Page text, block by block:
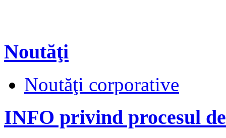
Noutăţi
Noutăţi corporative
INFO privind procesul